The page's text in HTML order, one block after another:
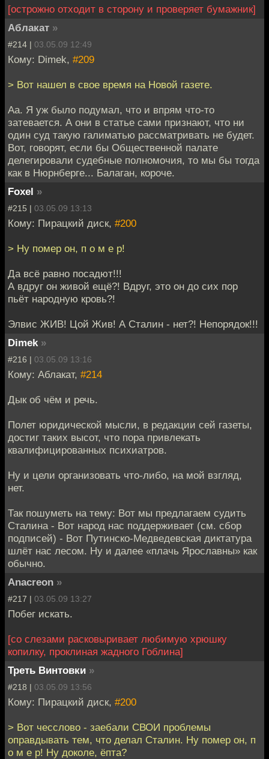
[острожно отходит в сторону и проверяет бумажник]
Аблакат »
#214 | 03.05.09 12:49
Кому: Dimek, #209
> Вот нашел в свое время на Новой газете.
Аа. Я уж было подумал, что и впрям что-то
затевается. А они в статье сами признают, что ни
один суд такую галиматью рассматривать не будет.
Вот, говорят, если бы Общественной палате
делегировали судебные полномочия, то мы бы тогда
как в Нюрнберге... Балаган, короче.
Foxel »
#215 | 03.05.09 13:13
Кому: Пирацкий диск, #200
> Ну помер он, п о м е р!
Да всё равно посадют!!!
А вдруг он живой ещё?! Вдруг, это он до сих пор
пьёт народную кровь?!
Элвис ЖИВ! Цой Жив! А Сталин - нет?! Непорядок!!!
Dimek »
#216 | 03.05.09 13:16
Кому: Аблакат, #214
Дык об чём и речь.
Полет юридической мысли, в редакции сей газеты,
достиг таких высот, что пора привлекать
квалифицированных психиатров.
Ну и цели организовать что-либо, на мой взгляд,
нет.
Так пошуметь на тему: Вот мы предлагаем судить
Сталина - Вот народ нас поддерживает (см. сбор
подписей) - Вот Путинско-Медведевская диктатура
шлёт нас лесом. Ну и далее «плачь Ярославны» как
обычно.
Anacreon »
#217 | 03.05.09 13:27
Побег искать.
[со слезами расковыривает любимую хрюшку
копилку, проклиная жадного Гоблина]
Треть Винтовки »
#218 | 03.05.09 13:56
Кому: Пирацкий диск, #200
> Вот чесслово - заебали СВОИ проблемы
оправдывать тем, что делал Сталин. Ну помер он, п
о м е р! Ну доколе, ёпта?